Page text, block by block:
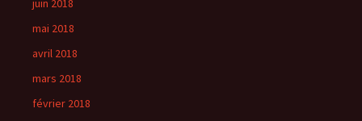
juin 2018
mai 2018
avril 2018
mars 2018
février 2018